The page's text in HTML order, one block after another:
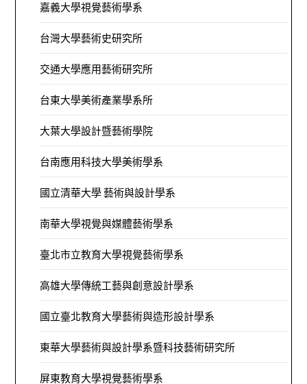
嘉義大學視覺藝術學系
台灣大學藝術史研究所
交通大學應用藝術研究所
台東大學美術產業學系所
大葉大學設計暨藝術學院
台南應用科技大學美術學系
國立清華大學 藝術與設計學系
南華大學視覺與媒體藝術學系
臺北市立教育大學視覺藝術學系
高雄大學傳統工藝與創意設計學系
國立臺北教育大學藝術與造形設計學系
東華大學藝術與設計學系暨科技藝術研究所
屏東教育大學視覺藝術學系